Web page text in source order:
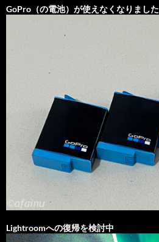
GoPro（の電池）が使えなくなりました
Lightroomへの復帰を検討中